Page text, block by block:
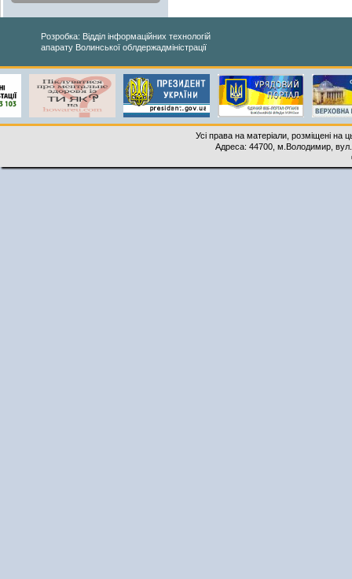
Розробка: Відділ інформаційних технологій
апарату Волинської облдержадміністрації
Усі права на матеріали, розміщені на
Адреса: 44700, м.Володимир,